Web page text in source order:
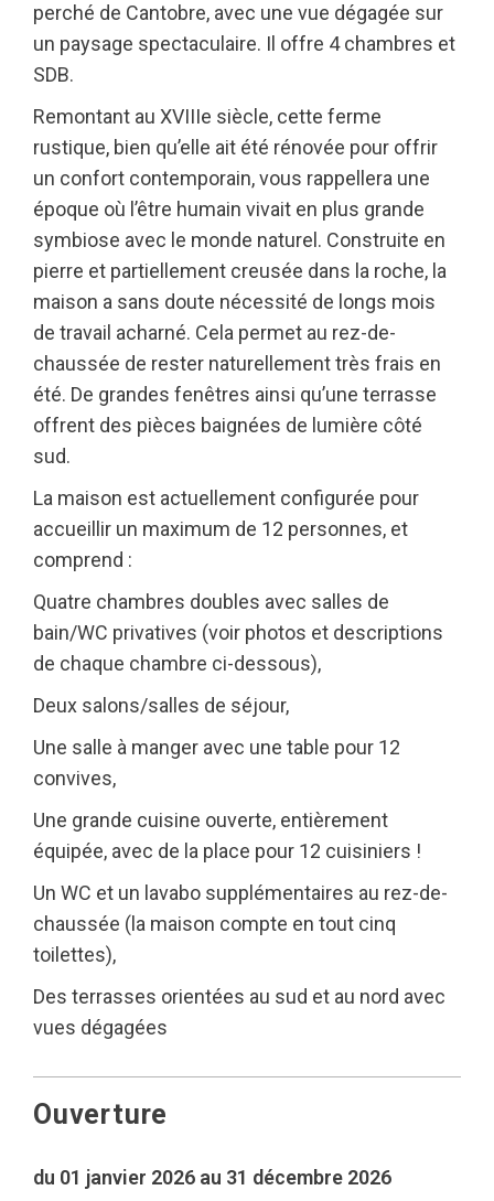
perché de Cantobre, avec une vue dégagée sur
un paysage spectaculaire. Il offre 4 chambres et
SDB.
Remontant au XVIIIe siècle, cette ferme
rustique, bien qu’elle ait été rénovée pour offrir
un confort contemporain, vous rappellera une
époque où l’être humain vivait en plus grande
symbiose avec le monde naturel. Construite en
pierre et partiellement creusée dans la roche, la
maison a sans doute nécessité de longs mois
de travail acharné. Cela permet au rez-de-
chaussée de rester naturellement très frais en
été. De grandes fenêtres ainsi qu’une terrasse
offrent des pièces baignées de lumière côté
sud.
La maison est actuellement configurée pour
accueillir un maximum de 12 personnes, et
comprend :
Quatre chambres doubles avec salles de
bain/WC privatives (voir photos et descriptions
de chaque chambre ci-dessous),
Deux salons/salles de séjour,
Une salle à manger avec une table pour 12
convives,
Une grande cuisine ouverte, entièrement
équipée, avec de la place pour 12 cuisiniers !
Un WC et un lavabo supplémentaires au rez-de-
chaussée (la maison compte en tout cinq
toilettes),
Des terrasses orientées au sud et au nord avec
vues dégagées
Ouverture
du 01 janvier 2026 au 31 décembre 2026